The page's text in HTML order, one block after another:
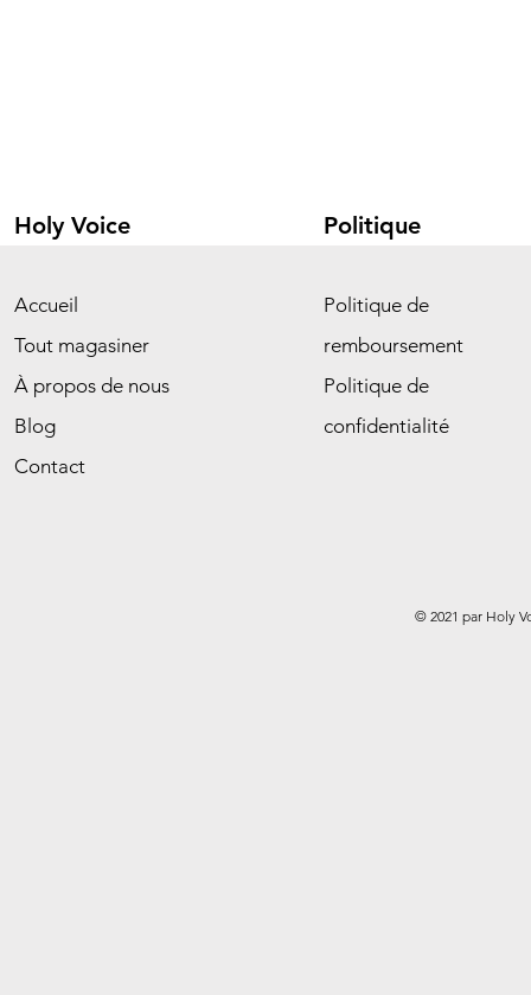
Holy Voice
Accueil
Tout magasiner
À propos de nous
Blog
Contact
Politique
Politique de
remboursement
Politique de
confidentialité
© 2021 par Holy